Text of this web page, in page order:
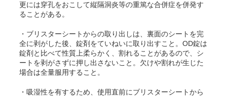
更には穿孔をおこして縦隔洞炎等の重篤な合併症を併発す
ることがある。
・ブリスターシートからの取り出しは、裏面のシートを完
全に剥がした後、錠剤をていねいに取り出すこと。OD錠は
錠剤と比べて性質上柔らかく、割れることがあるので、シ
ートを剥がさずに押し出さないこと。欠けや割れが生じた
場合は全量服用すること。
・吸湿性を有するため、使用直前にブリスターシートから